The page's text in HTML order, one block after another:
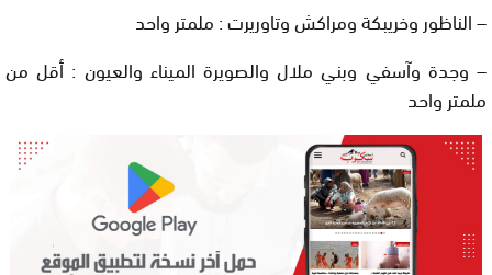
– الناظور وخريبكة ومراكش وتاوريرت : ملمتر واحد
– وجدة وآسفي وبني ملال والصويرة الميناء والعيون : أقل من
ملمتر واحد